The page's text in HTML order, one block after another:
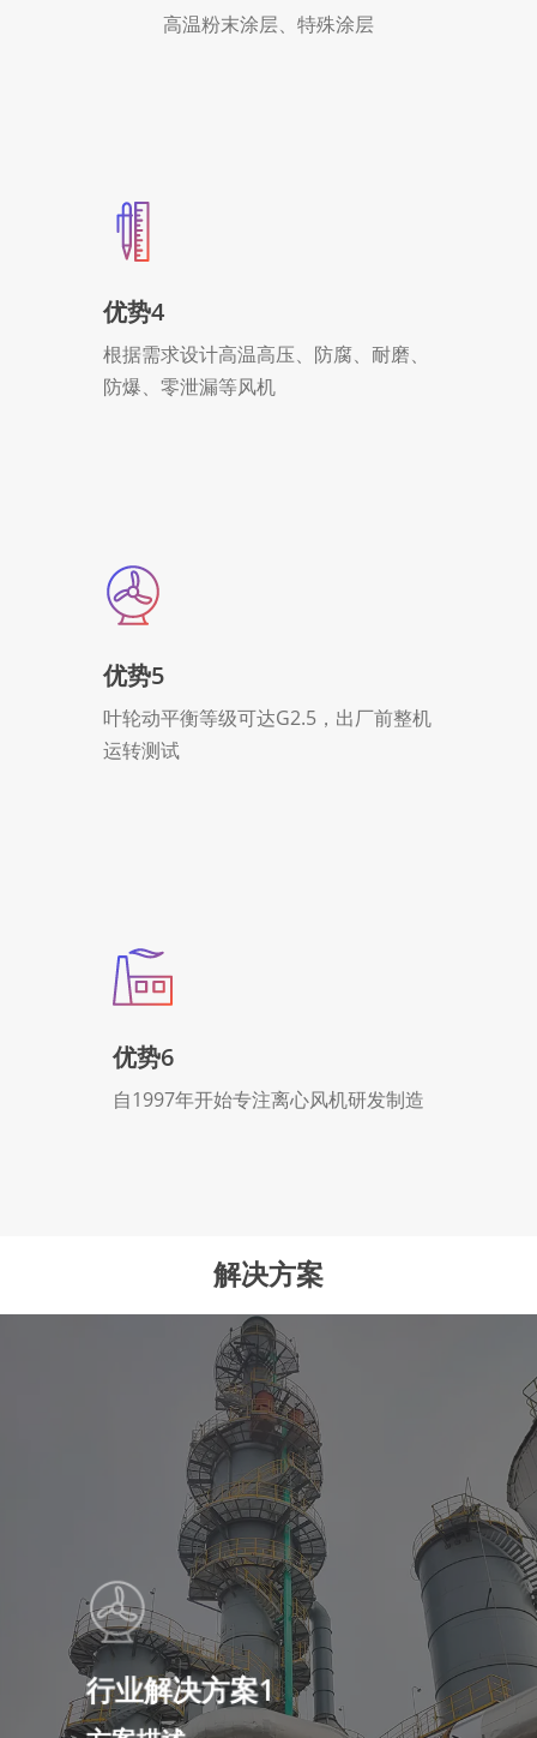
高温粉末涂层、特殊涂层
优势4
根据需求设计高温高压、防腐、耐磨、
防爆、零泄漏等风机
优势5
叶轮动平衡等级可达G2.5，出厂前整机
运转测试
优势6
自1997年开始专注离心风机研发制造
解决方案
行业解决方案1